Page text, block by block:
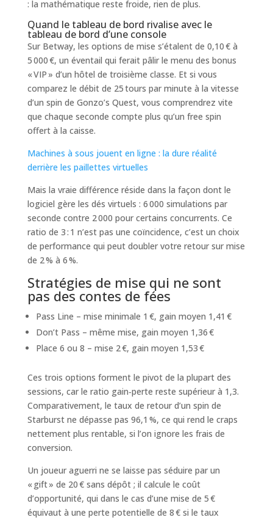
: la mathématique reste froide, rien de plus.
Quand le tableau de bord rivalise avec le
tableau de bord d’une console
Sur Betway, les options de mise s’étalent de 0,10 € à
5 000 €, un éventail qui ferait pâlir le menu des bonus
« VIP » d’un hôtel de troisième classe. Et si vous
comparez le débit de 25 tours par minute à la vitesse
d’un spin de Gonzo’s Quest, vous comprendrez vite
que chaque seconde compte plus qu’un free spin
offert à la caisse.
Machines à sous jouent en ligne : la dure réalité
derrière les paillettes virtuelles
Mais la vraie différence réside dans la façon dont le
logiciel gère les dés virtuels : 6 000 simulations par
seconde contre 2 000 pour certains concurrents. Ce
ratio de 3 : 1 n’est pas une coïncidence, c’est un choix
de performance qui peut doubler votre retour sur mise
de 2 % à 6 %.
Stratégies de mise qui ne sont
pas des contes de fées
Pass Line – mise minimale 1 €, gain moyen 1,41 €
Don’t Pass – même mise, gain moyen 1,36 €
Place 6 ou 8 – mise 2 €, gain moyen 1,53 €
Ces trois options forment le pivot de la plupart des
sessions, car le ratio gain‑perte reste supérieur à 1,3.
Comparativement, le taux de retour d’un spin de
Starburst ne dépasse pas 96,1 %, ce qui rend le craps
nettement plus rentable, si l’on ignore les frais de
conversion.
Un joueur aguerri ne se laisse pas séduire par un
« gift » de 20 € sans dépôt ; il calcule le coût
d’opportunité, qui dans le cas d’une mise de 5 €
équivaut à une perte potentielle de 8 € si le taux